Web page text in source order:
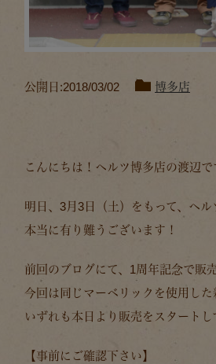
公開日:2018/03/02 博多店
こんにちは！ヘルツ博多店の渡辺で
明日、3月3日（土）をもって、ヘル
本当に有り難うございます！
前回のブログにて、1周年記念で販
今回は同じマーベリックを使用し
いずれも本日より販売をスタート
【事前にご確認下さい】